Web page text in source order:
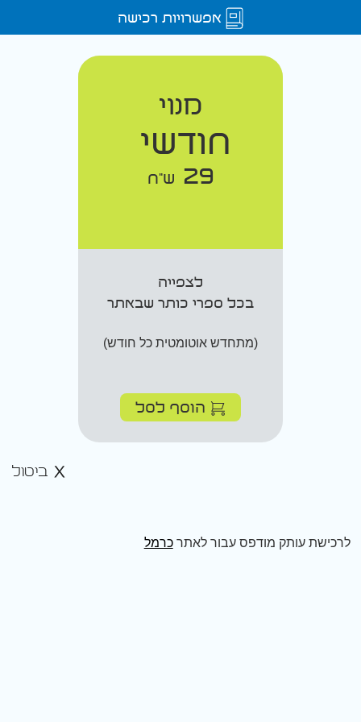
אפשרויות רכישה
מנוי
חודשי
29 ש"ח
לצפייה
בכל ספרי כותר שבאתר
(מתחדש אוטומטית כל חודש)
הוסף לסל
ביטול
לרכישת עותק מודפס עבור לאתרכרמל